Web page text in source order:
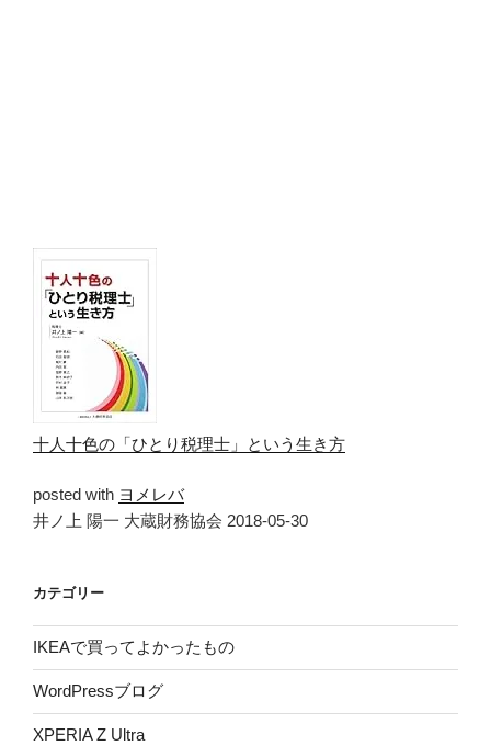
十人十色の「ひとり税理士」という生き方
posted with ヨメレバ
井ノ上 陽一 大蔵財務協会 2018-05-30
カテゴリー
IKEAで買ってよかったもの
WordPressブログ
XPERIA Z Ultra